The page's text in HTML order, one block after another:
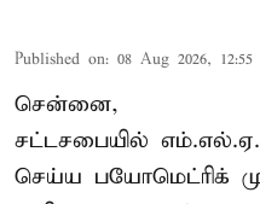
Published on: 08 Aug 2026, 12:55
சென்னை,
சட்டசபையில்
செய்ய பயோமெட்ரிக்